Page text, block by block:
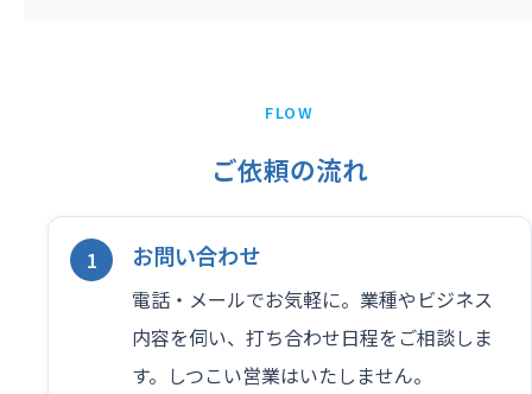
FLOW
ご依頼の流れ
お問い合わせ
電話・メールでお気軽に。業種やビジネス
内容を伺い、打ち合わせ日程をご相談しま
す。しつこい営業はいたしません。